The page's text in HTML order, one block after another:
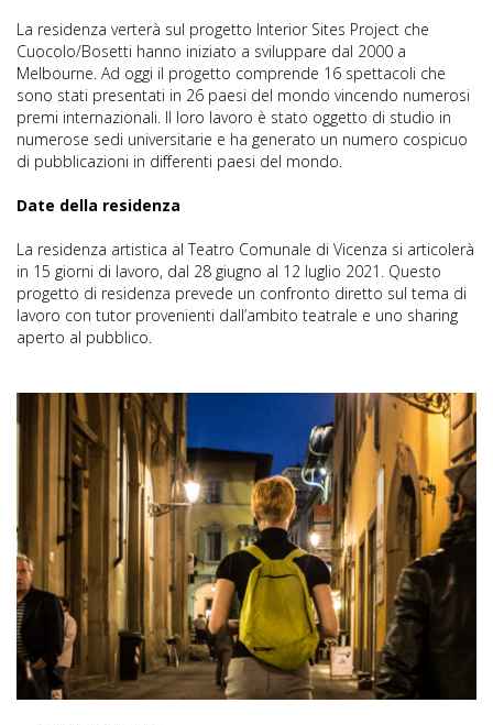
La residenza verterà sul progetto Interior Sites Project che
Cuocolo/Bosetti hanno iniziato a sviluppare dal 2000 a
Melbourne. Ad oggi il progetto comprende 16 spettacoli che
sono stati presentati in 26 paesi del mondo vincendo numerosi
premi internazionali. Il loro lavoro è stato oggetto di studio in
numerose sedi universitarie e ha generato un numero cospicuo
di pubblicazioni in differenti paesi del mondo.
Date della residenza
La residenza artistica al Teatro Comunale di Vicenza si articolerà
in 15 giorni di lavoro, dal 28 giugno al 12 luglio 2021. Questo
progetto di residenza prevede un confronto diretto sul tema di
lavoro con tutor provenienti dall’ambito teatrale e uno sharing
aperto al pubblico.